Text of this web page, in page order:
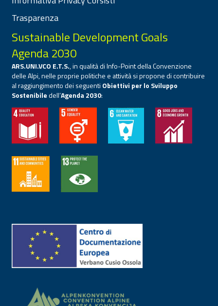
Trasparenza
Sustainable Development Goals
Agenda 2030
ARS.UNI.VCO E.T.S., in qualità di Info-Point della Convenzione
delle Alpi, nelle proprie politiche e attività si propone di contribuire
al raggiungimento dei seguenti Obiettivi per lo Sviluppo
Sostenibiledell’Agenda 2030: